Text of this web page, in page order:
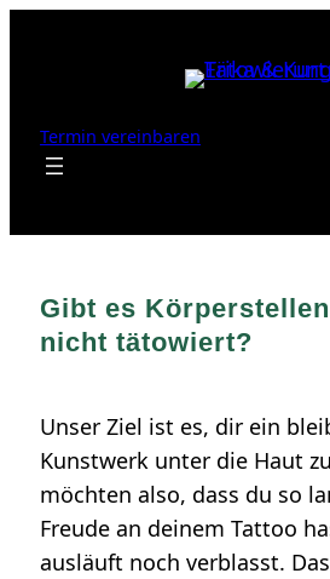
Termin vereinbaren
Gibt es
nicht tätowiert?
Unser Ziel ist es, dir ein
Kunstwerk unter die Haut
möchten also, dass du so
Freude an deinem Tattoo
ausläuft noch verblasst.